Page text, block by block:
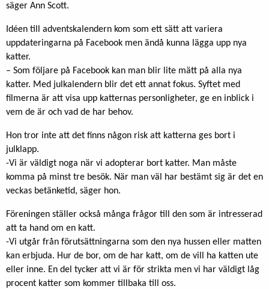
säger Ann Scott.
Idéen till adventskalendern kom som ett sätt att variera
uppdateringarna på Facebook men ändå kunna lägga upp nya
katter.
– Som följare på Facebook kan man blir lite mätt på alla nya
katter. Med julkalendern blir det ett annat fokus. Syftet med
filmerna är att visa upp katternas personligheter, ge en inblick i
vem de är och vad de har behov.
Hon tror inte att det finns någon risk att katterna ges bort i
julklapp.
-Vi är väldigt noga när vi adopterar bort katter. Man måste
komma på minst tre besök. När man väl har bestämt sig är det en
veckas betänketid, säger hon.
Föreningen ställer också många frågor till den som är intresserad
att ta hand om en katt.
-Vi utgår från förutsättningarna som den nya hussen eller matten
kan erbjuda. Hur de bor, om de har katt, om de vill ha katten ute
eller inne. En del tycker att vi är för strikta men vi har väldigt låg
procent katter som kommer tillbaka till oss.